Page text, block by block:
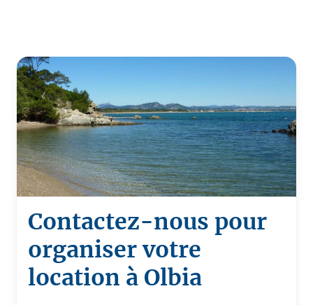
Contactez-nous pour
organiser votre
location à Olbia